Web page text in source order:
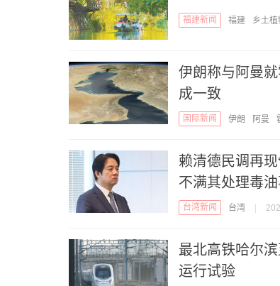
福建新闻 福建 乡土植
伊朗称与阿曼
成一致
国际新闻 伊朗 阿曼
赖清德民调再
不满其处理毒
台湾新闻 台湾
最北高铁哈尔
运行试验